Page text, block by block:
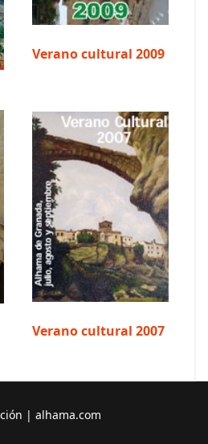
Verano cultural 2009
Verano cultural 2007
| alhama.com